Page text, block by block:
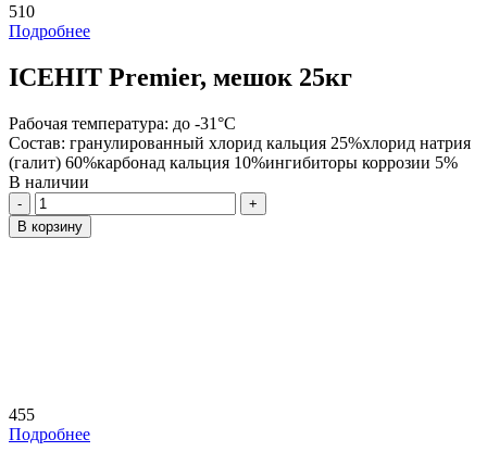
510
Подробнее
ICEHIT Premier, мешок 25кг
Рабочая температура: до -31°С
Состав: гранулированный хлорид кальция 25%хлорид натрия
(галит) 60%карбонад кальция 10%ингибиторы коррозии 5%
В наличии
Количество
В корзину
455
Подробнее